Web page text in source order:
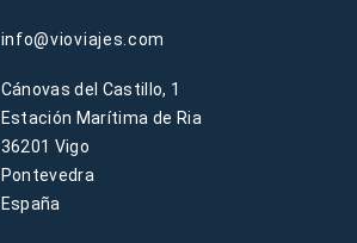
info@vioviajes.com
Cánovas del Castillo, 1
Estación Marítima de Ria
36201 Vigo
Pontevedra
España